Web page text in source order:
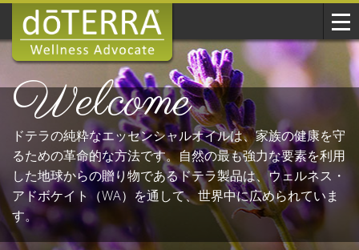
Welcome
ドテラの純粋なエッセンシャルオイルは、家族の健康を守
るための革命的な方法です。自然の最も強力な要素を利用
した地球からの贈り物であるドテラ製品は、ウェルネス・
アドボケイト（WA）を通して、世界中に広められていま
す。